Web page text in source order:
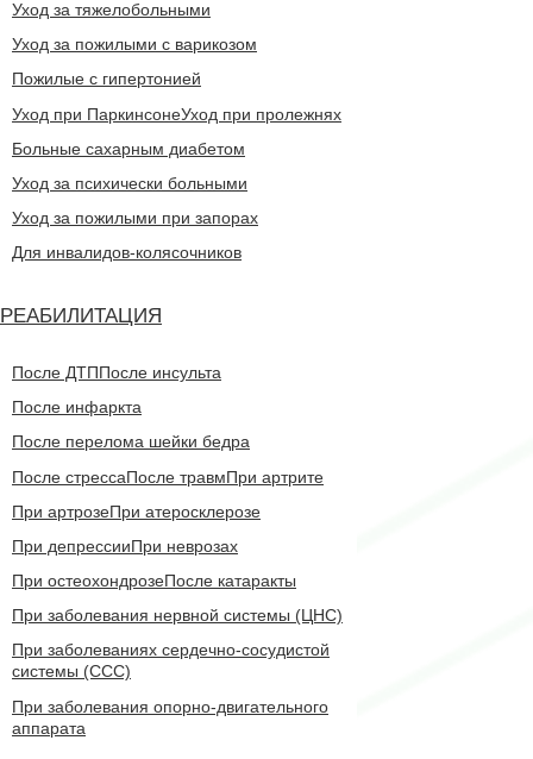
Уход за тяжелобольными
Уход за пожилыми с варикозом
Пожилые с гипертонией
Уход при ПаркинсонеУход при пролежнях
Больные сахарным диабетом
Уход за психически больными
Уход за пожилыми при запорах
Для инвалидов-колясочников
РЕАБИЛИТАЦИЯ
После ДТППосле инсульта
После инфаркта
После перелома шейки бедра
После стрессаПосле травмПри артрите
При артрозеПри атеросклерозе
При депрессииПри неврозах
При остеохондрозеПосле катаракты
При заболевания нервной системы (ЦНС)
При заболеваниях сердечно-сосудистой
системы (CCC)
При заболевания опорно-двигательного
аппарата